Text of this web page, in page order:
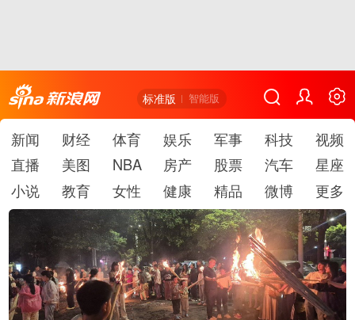
标准版 智能版
新闻 财经 体育 娱乐 军事 科技
视频
直播
美图 NBA 房产 股票 汽车
星座
小说
教育 女性 健康 精品 微博 更多